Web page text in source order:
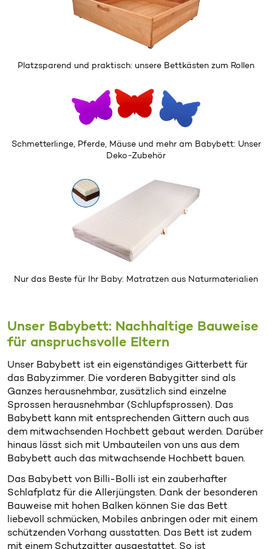
Platzsparend und praktisch: unsere Bettkästen zum Rollen
Schmetterlinge, Pferde, Mäuse und mehr am Babybett: Unser
Deko-Zubehör
Nur das Beste für Ihr Baby: Matratzen aus Naturmaterialien
Unser Babybett: Nachhaltige Bauweise
für anspruchsvolle Eltern
Unser Babybett ist ein eigenständiges Gitterbett für
das Babyzimmer. Die vorderen Babygitter sind als
Ganzes herausnehmbar, zusätzlich sind einzelne
Sprossen herausnehmbar (Schlupfsprossen). Das
Babybett kann mit entsprechenden Gittern auch aus
dem mitwachsenden Hochbett gebaut werden. Darüber
hinaus lässt sich mit Umbauteilen von uns aus dem
Babybett auch das mitwachsende Hochbett bauen.
Das Babybett von Billi-Bolli ist ein zauberhafter
Schlafplatz für die Allerjüngsten. Dank der besonderen
Bauweise mit hohen Balken können Sie das Bett
liebevoll schmücken, Mobiles anbringen oder mit einem
schützenden Vorhang ausstatten. Das Bett ist zudem
mit einem Schutzgitter ausgestattet. So ist